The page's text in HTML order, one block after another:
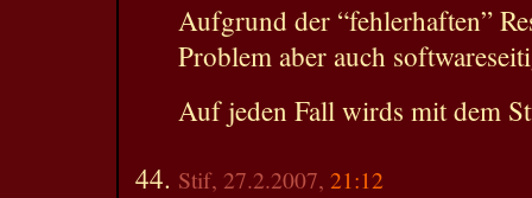
Aufgrund der “fehlerhaften”
Problem aber auch
Auf jeden Fall wirds mit dem
Stif, 27.2.2007, 21:12